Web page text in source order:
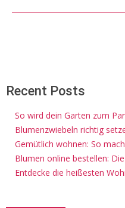
Recent Posts
So wird dein Garten zum
Blumenzwiebeln richtig
Gemütlich wohnen: So
Blumen online bestellen:
Entdecke die heißesten